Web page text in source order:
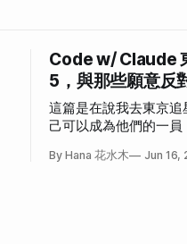
Code w/ Claude
5，與那些願意反
這篇是在說我去東京追
己可以成為他們的一員
By Hana 花水木 Jun 16,